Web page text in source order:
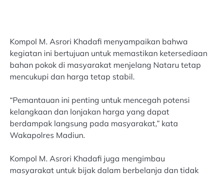
Kompol M. Asrori Khadafi menyampaikan bahwa
kegiatan ini bertujuan untuk memastikan ketersediaan
bahan pokok di masyarakat menjelang Nataru tetap
mencukupi dan harga tetap stabil.
“Pemantauan ini penting untuk mencegah potensi
kelangkaan dan lonjakan harga yang dapat
berdampak langsung pada masyarakat,” kata
Wakapolres Madiun.
Kompol M. Asrori Khadafi juga mengimbau
masyarakat untuk bijak dalam berbelanja dan tidak